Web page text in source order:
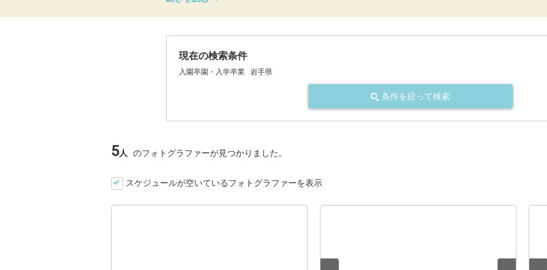
現在の検索条件
入園卒園・入学卒業 岩手県
条件を絞って検索
5人 のフォトグラファーが見つかりました。
スケジュールが空いているフォトグラファーを表示